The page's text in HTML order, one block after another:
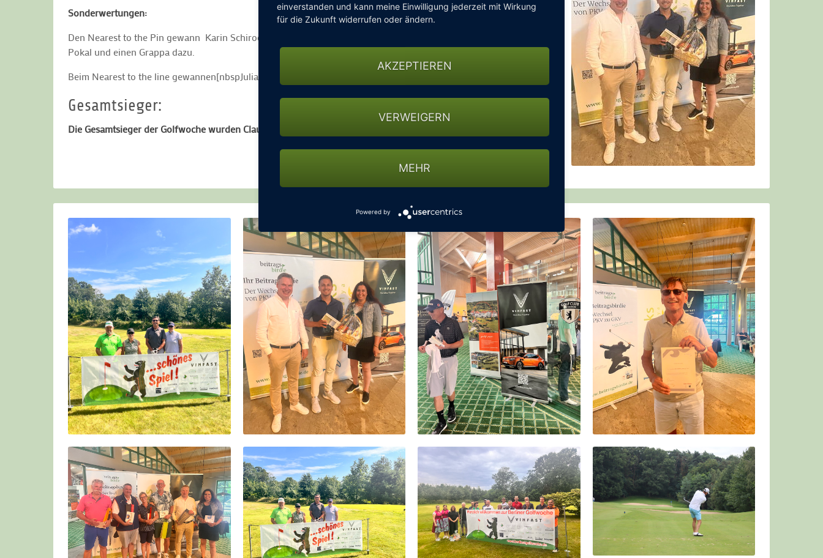
Sonderwertungen:
Den Nearest to the Pin gewann Karin Schirocki und Ulf Jähncke und bekamen von Beitragsbirie einen schönen
Pokal und einen Grappa dazu.
Beim Nearest to the line gewannen[nbspJulia Kittel und Jens Strauß einen GIN vom Hauptsponsor VinFast.
Gesamtsieger:
Die Gesamtsieger der Golfwoche wurden Claudia Däumich und Martin Brandt! Wir gratulieren recht herzlich.
einverstanden und kann meine Einwilligung jederzeit mit Wirkung
für die Zukunft widerrufen oder ändern.
AKZEPTIEREN
VERWEIGERN
MEHR
Powered by